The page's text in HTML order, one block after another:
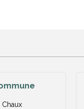
Chaux